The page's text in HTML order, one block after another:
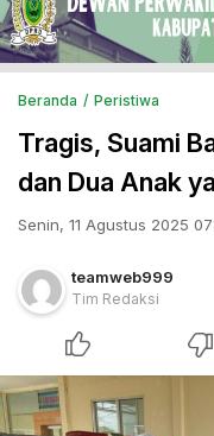
Beranda Peristiwa
Tragis, Suami
dan Dua Anak
Senin, 11 Agustus 2025
teamweb999
Tim Redaksi